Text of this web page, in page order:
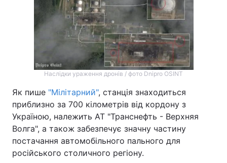
Наслідки ураження дронів / фото Dnipro OSINT
Як пише "Мілітарний", станція знаходиться
приблизно за 700 кілометрів від кордону з
Україною, належить АТ "Транснефть - Верхняя
Волга", а також забезпечує значну частину
постачання автомобільного пального для
російського столичного регіону.